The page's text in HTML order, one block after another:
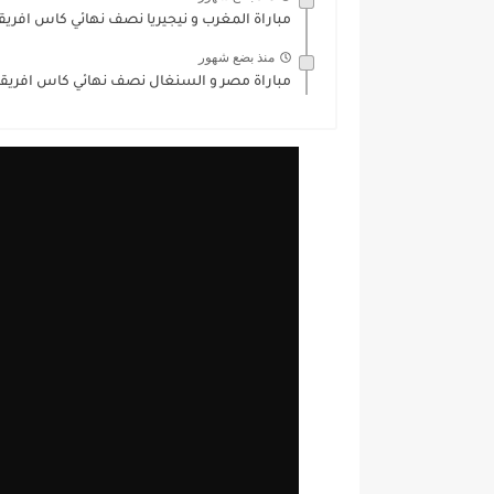
مباراة المغرب و نيجيريا نصف نهائي كاس افريقيا
منذ بضع شهور
مباراة مصر و السنغال نصف نهائي كاس افريقيا